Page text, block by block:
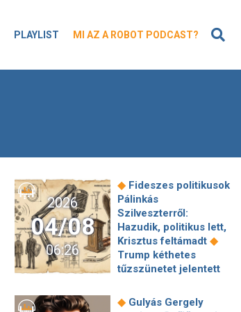
PLAYLIST MI AZ A ROBOT PODCAST?
2026
04/08
06:26
◆ Fideszes politikusok
Pálinkás
Szilveszterről:
Hazudik, politikus lett,
Krisztus feltámadt ◆
Trump kéthetes
tűzszünetet jelentett
tárgyalások
◆ Gulyás Gergely